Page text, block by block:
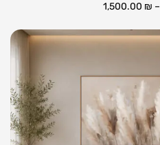
–
1,500.00 ₪